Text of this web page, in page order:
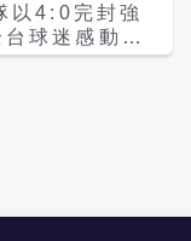
以4:0完封強
球迷感動不
少優秀的選
隊長
一共敲出14支